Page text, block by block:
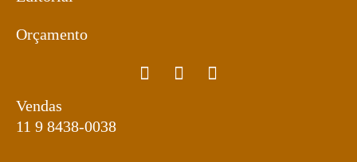
Orçamento
Vendas
11 9 8438-0038